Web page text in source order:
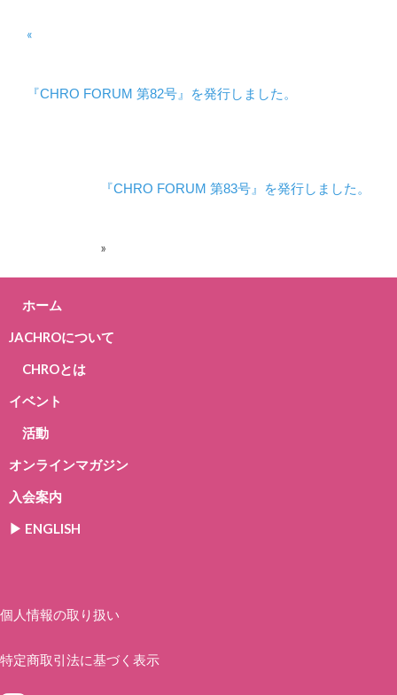
«
『CHRO FORUM 第82号』を発行しました。
『CHRO FORUM 第83号』を発行しました。
»
ホーム
JACHROについて
CHROとは
イベント
活動
オンラインマガジン
入会案内
▶︎ ENGLISH
個人情報の取り扱い
特定商取引法に基づく表示